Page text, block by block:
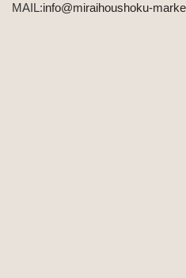
MAIL:info@miraihoushoku-